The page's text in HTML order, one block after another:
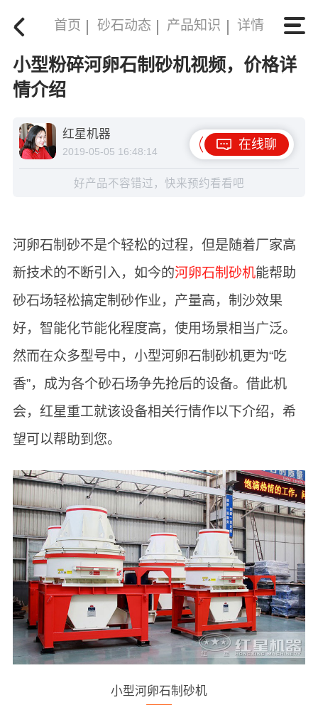
首页 砂石动态 产品知识 详情
小型粉碎河卵石制砂机视频，价格详
情介绍
红星机器
2019-05-05 16:48:14
在线聊
好产品不容错过，快来预约看看吧
河卵石制砂不是个轻松的过程，但是随着厂家高
新技术的不断引入，如今的河卵石制砂机能帮助
砂石场轻松搞定制砂作业，产量高，制沙效果
好，智能化节能化程度高，使用场景相当广泛。
然而在众多型号中，小型河卵石制砂机更为“吃
香”，成为各个砂石场争先抢后的设备。借此机
会，红星重工就该设备相关行情作以下介绍，希
望可以帮助到您。
小型河卵石制砂机